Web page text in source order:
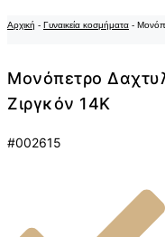
Αρχική - Γυναικεία κοσμήματα -
Μονόπετρο
Ζιργκόν 14K
#002615